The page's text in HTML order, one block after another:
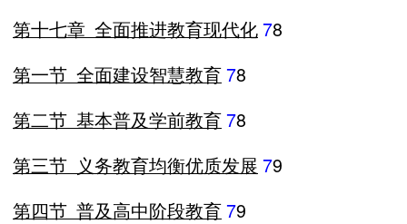
第十七章 全面推进教育现代化78
第一节 全面建设智慧教育78
第二节 基本普及学前教育78
第三节 义务教育均衡优质发展 79
第四节 普及高中阶段教育79